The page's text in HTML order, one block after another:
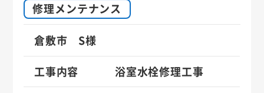
修理メンテナンス
倉敷市 S様
工事内容 浴室水栓修理工事